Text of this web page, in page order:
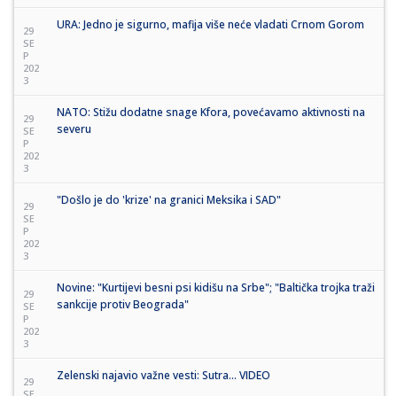
29
SE
P
202
3
URA: Jedno je sigurno, mafija više neće vladati Crnom Gorom
29
SE
P
202
3
NATO: Stižu dodatne snage Kfora, povećavamo aktivnosti na
severu
29
SE
P
202
3
"Došlo je do 'krize' na granici Meksika i SAD"
29
SE
P
202
3
Novine: "Kurtijevi besni psi kidišu na Srbe"; "Baltička trojka traži
sankcije protiv Beograda"
29
Zelenski najavio važne vesti: Sutra... VIDEO